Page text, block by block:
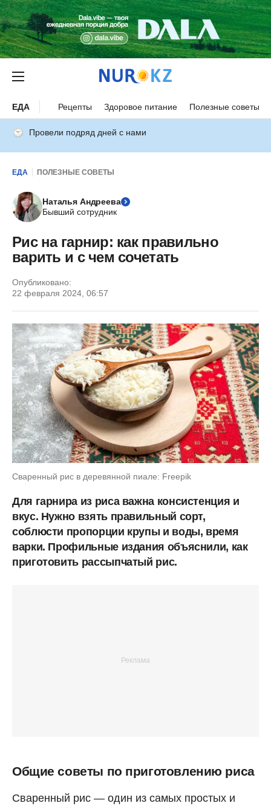
ЕДА Рецепты Здоровое питание Полезные советы
Провели подряд дней с нами
ЕДА ПОЛЕЗНЫЕ СОВЕТЫ
Наталья Андреева
Бывший сотрудник
Рис на гарнир: как правильно
варить и с чем сочетать
Опубликовано:
22 февраля 2024, 06:57
Сваренный рис в деревянной пиале: Freepik
Для гарнира из риса важна консистенция и
вкус. Нужно взять правильный сорт,
соблюсти пропорции крупы и воды, время
варки. Профильные издания объяснили, как
приготовить рассыпчатый рис.
Общие советы по приготовлению риса
Сваренный рис — один из самых простых и